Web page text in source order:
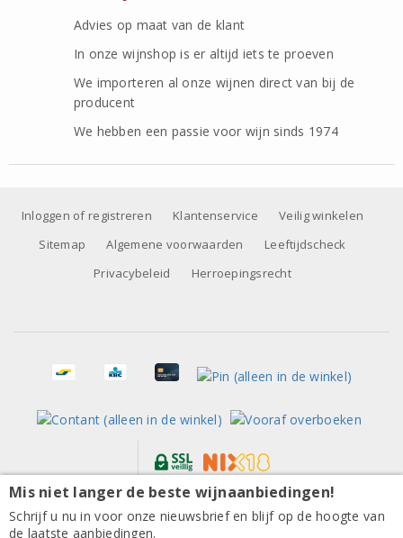
Tenuta De Angelis Verdicchio dei Castelli di Jesi
Classico 2025
Advies op maat van de klant
In onze wijnshop is er altijd iets te proeven
We importeren al onze wijnen direct van bij de
producent
We hebben een passie voor wijn sinds 1974
Inloggen of registreren Klantenservice
Veilig winkelen
Sitemap
Algemene voorwaarden
Leeftijdscheck
Privacybeleid
Herroepingsrecht
Alle prijzen zijn inclusief BTW, exclusief eventuele verzendkosten.
Mis niet langer de beste wijnaanbiedingen!
Schrijf u nu in voor onze nieuwsbrief en blijf op de hoogte van
de laatste aanbiedingen.